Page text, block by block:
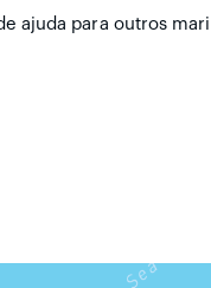
ajuda para outros